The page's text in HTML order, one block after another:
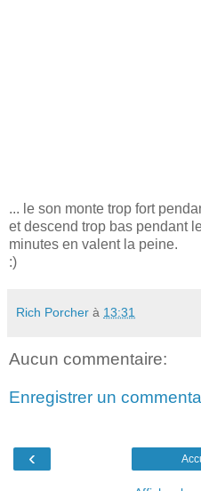
... le son monte trop fort
et descend trop bas pendant
minutes en valent la peine.
:)
Rich Porcher à 13:31
Aucun commentaire:
Enregistrer un
‹